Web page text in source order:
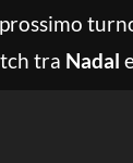
tra Nadal